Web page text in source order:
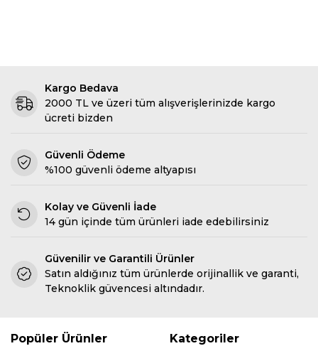
Kargo Bedava
2000 TL ve üzeri tüm alışverişlerinizde kargo
ücreti bizden
Güvenli Ödeme
%100 güvenli ödeme altyapısı
Kolay ve Güvenli İade
14 gün içinde tüm ürünleri iade edebilirsiniz
Güvenilir ve Garantili Ürünler
Satın aldığınız tüm ürünlerde orijinallik ve garanti,
Teknoklik güvencesi altındadır.
Popüler Ürünler Kategoriler